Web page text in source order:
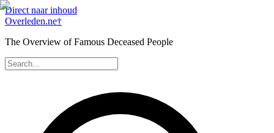
Direct naar inhoud
Overleden.ne†
The Overview of Famous Deceased People